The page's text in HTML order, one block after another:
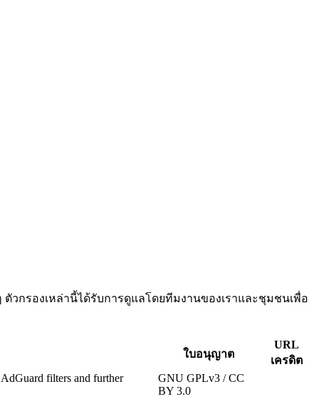
วกรองเหล่านี้ได้รับการดูแลโดยทีมงานของเราและชุมชนเพื่อ
ใบอนุญาต
URL
เครดิต
filters and further
GNU GPLv3 / CC
BY 3.0